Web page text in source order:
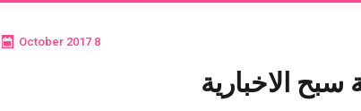
8 October 2017
الاخبارية